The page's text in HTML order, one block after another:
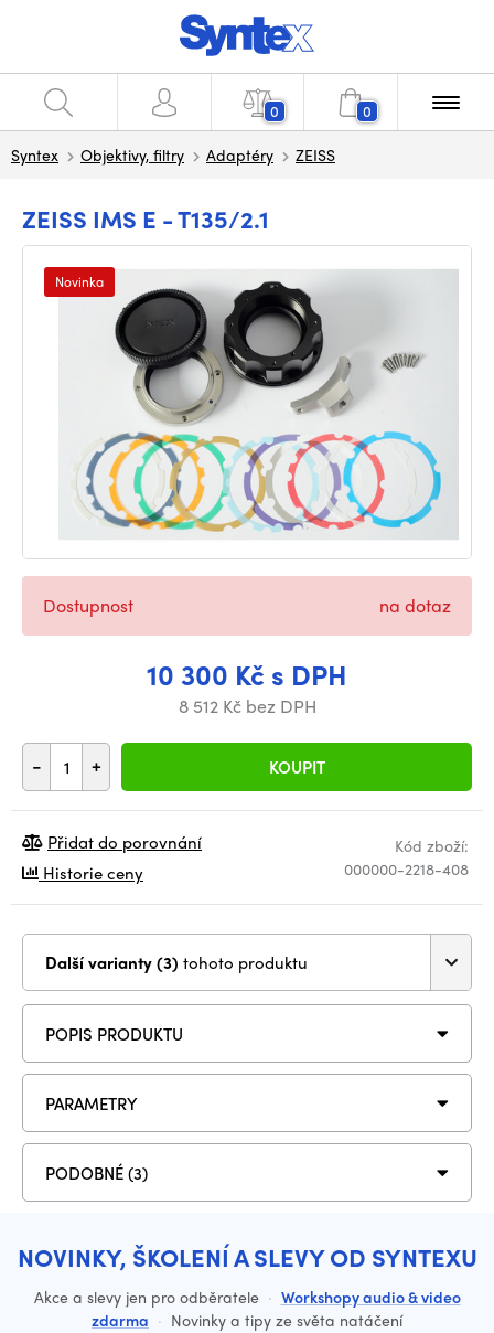
0 0
Syntex Objektivy, filtry Adaptéry ZEISS
ZEISS IMS E - T135/2.1
Novinka
10 300 Kč s DPH
8 512 Kč bez DPH
- + KOUPIT
Dostupnost na dotaz
Kód zboží:
000000-2218-408
Přidat do porovnání
Historie ceny
Další varianty (3) tohoto produktu
POPIS PRODUKTU
PARAMETRY
PODOBNÉ (3)
NOVINKY, ŠKOLENÍ A SLEVY OD SYNTEXU
Akce a slevy jen pro odběratele · Workshopy audio & video
zdarma · Novinky a tipy ze světa natáčení